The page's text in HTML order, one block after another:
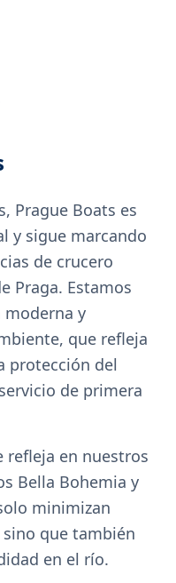
Prague Boats es
y sigue marcando
de crucero
Praga. Estamos
y
que refleja
protección del
de primera
refleja en nuestros
Bella Bohemia y
minimizan
que también
en el río.